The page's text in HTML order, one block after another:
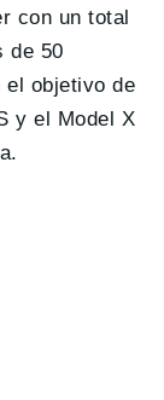
con un total
de 50
el objetivo de
y el Model X